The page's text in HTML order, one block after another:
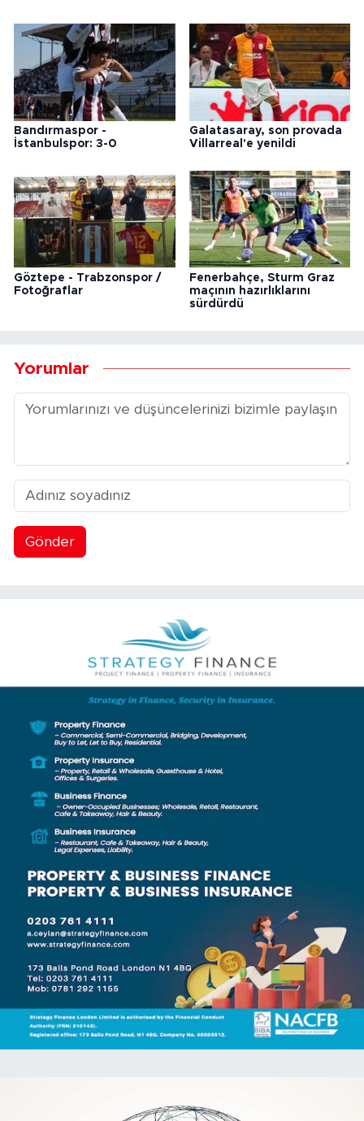
Bandırmaspor -
İstanbulspor: 3-0
Galatasaray, son provada
Villarreal'e yenildi
Göztepe - Trabzonspor /
Fotoğraflar
Fenerbahçe, Sturm Graz
maçının hazırlıklarını
sürdürdü
Yorumlar
Gönder